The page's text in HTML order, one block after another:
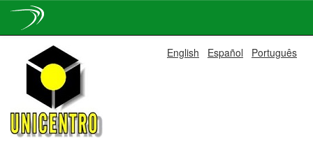
navigation
English Español Português